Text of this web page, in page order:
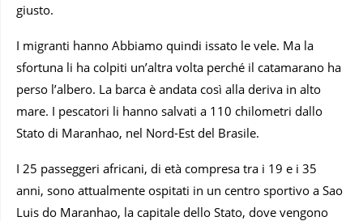
giusto.
I migranti hanno Abbiamo quindi issato le vele. Ma la
sfortuna li ha colpiti un’altra volta perché il catamarano ha
perso l’albero. La barca è andata così alla deriva in alto
mare. I pescatori li hanno salvati a 110 chilometri dallo
Stato di Maranhao, nel Nord-Est del Brasile.
I 25 passeggeri africani, di età compresa tra i 19 e i 35
anni, sono attualmente ospitati in un centro sportivo a Sao
Luis do Maranhao, la capitale dello Stato, dove vengono